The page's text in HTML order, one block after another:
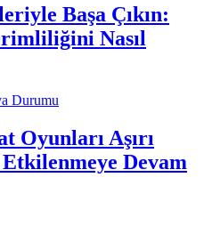
Başa Çıkın:
Nasıl
Durumu
Oyunları Aşırı
Devam